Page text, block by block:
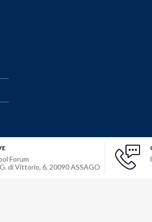
Forum
di Vittorio, 6, 20090ASSAGO